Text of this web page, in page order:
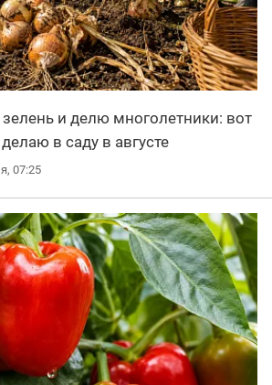
и делю многолетники: вот
в саду в августе
07:25